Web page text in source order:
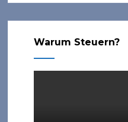
Warum Steuern?